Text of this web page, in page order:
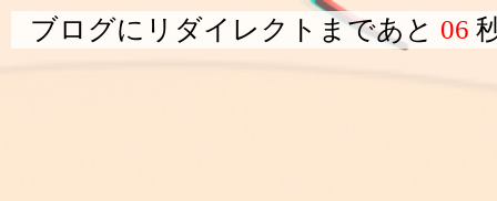
ブログにリダイレクトまであと 05